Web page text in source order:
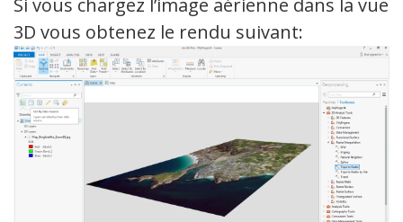
Si vous chargez l’image aérienne dans la vue
3D vous obtenez le rendu suivant: